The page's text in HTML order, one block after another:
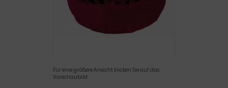
Für eine größere Ansicht klicken Sie auf das
Vorschaubild